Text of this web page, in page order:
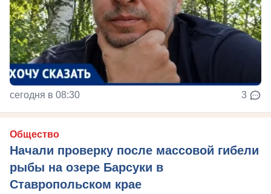
сегодня в 08:30 3
Общество
Начали проверку после массовой гибели
рыбы на озере Барсуки в
Ставропольском крае